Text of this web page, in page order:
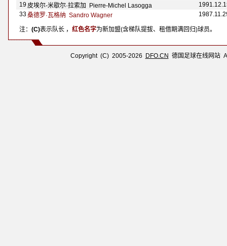
19 皮埃尔-米歇尔·拉索加 Pierre-Michel Lasogga
33桑德罗·瓦格纳 Sandro Wagner
注： (C)表示队长 ， 红色名字为新加盟(含梯队提拔、租借期满回归)球员。
Copyright (C) 2005-2026 DFO.CN 德国足球在线网站